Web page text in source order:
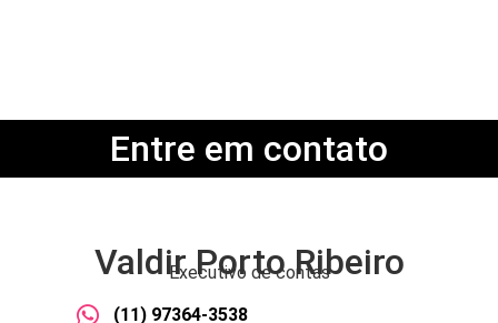
Entre em contato
Valdir Porto Ribeiro
Executivo de contas
(11) 97364-3538